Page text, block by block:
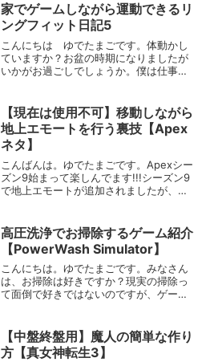
家でゲームしながら運動できるリ
ングフィット日記5
こんにちは ゆでたまごです。体動かし
ていますか？お盆の時期になりましたが
いかがお過ごしでしょうか。僕は仕事で
本記事は、昨日(2020/8/10)分のリングフ
ィット内容に...
【現在は使用不可】移動しながら
地上エモートを行う裏技【Apex
ネタ】
こんばんは。ゆでたまごです。Apexシー
ズン9始まって楽しんでます!!!シーズン9
で地上エモートが追加されましたが、移
ないですが、面白い裏技となっています
のでご紹介しよ...
高圧洗浄でお掃除するゲーム紹介
【PowerWash Simulator】
こんにちは。ゆでたまごです。みなさん
は、お掃除は好きですか？現実の掃除っ
て面倒で好きではないのですが、ゲーム
リースされた「PowerWash Simulator」
というゲ...
【中盤終盤用】魔人の簡単な作り
方【真女神転生3】